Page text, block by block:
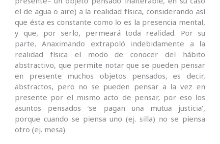
el de agua o aire) a la realidad física, considerando así
que ésta es constante como lo es la presencia mental,
y que, por serlo, permeará toda realidad. Por su
parte, Anaximando extrapoló indebidamente a la
realidad física el modo de conocer del hábito
abstractivo, que permite notar que se pueden pensar
en presente muchos objetos pensados, es decir,
abstractos, pero no se pueden pensar a la vez en
presente por el mismo acto de pensar, por eso los
asuntos pensados ‘se pagan una mutua justicia’,
porque cuando se piensa uno (ej. silla) no se piensa
otro (ej. mesa).